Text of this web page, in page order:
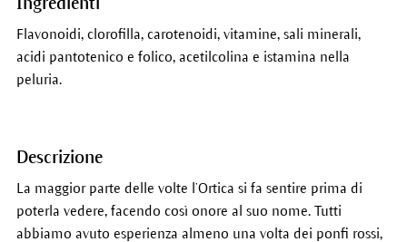
Flavonoidi, clorofilla, carotenoidi, vitamine, sali minerali,
acidi pantotenico e folico, acetilcolina e istamina nella
peluria.
Descrizione
La maggior parte delle volte l’Ortica si fa sentire prima di
poterla vedere, facendo così onore al suo nome. Tutti
abbiamo avuto esperienza almeno una volta dei ponfi rossi,